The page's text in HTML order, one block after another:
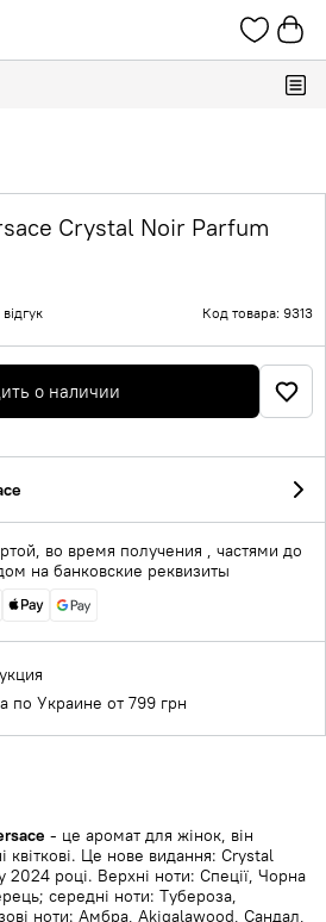
Crystal Noir Parfum
Код товара: 9313
о наличии
во время получения , частями до
на банковские реквизиты
по Украине от 799 грн
- це аромат для жінок, він
квіткові. Це нове видання: Crystal
році. Верхні ноти: Спеції, Чорна
середні ноти: Тубероза,
ноти: Амбра, Akigalawood, Сандал,